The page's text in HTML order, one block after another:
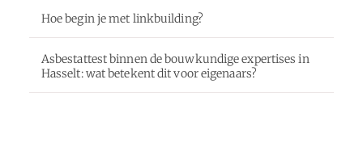
Hoe begin je met linkbuilding?
Asbestattest binnen de bouwkundige expertises in
Hasselt: wat betekent dit voor eigenaars?